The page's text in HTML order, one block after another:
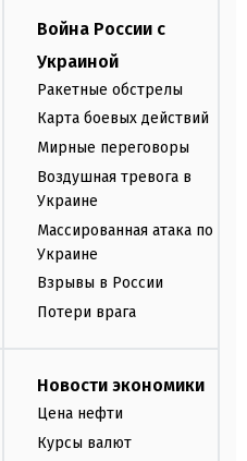
Война России с
Украиной
Ракетные обстрелы
Карта боевых действий
Мирные переговоры
Воздушная тревога в
Украине
Массированная атака по
Украине
Взрывы в России
Потери врага
Новости экономики
Цена нефти
Курсы валют